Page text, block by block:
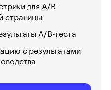
для A/B-
страницы
A/B-теста
с результатами